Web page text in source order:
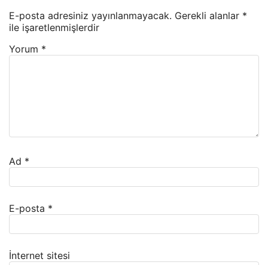
E-posta adresiniz yayınlanmayacak. Gerekli alanlar *
ile işaretlenmişlerdir
Yorum *
Ad *
E-posta *
İnternet sitesi